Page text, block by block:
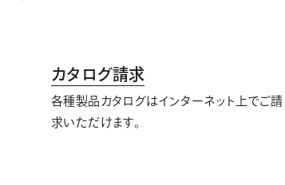
カタログ請求
各種製品カタログはインターネット上でご請
求いただけます。